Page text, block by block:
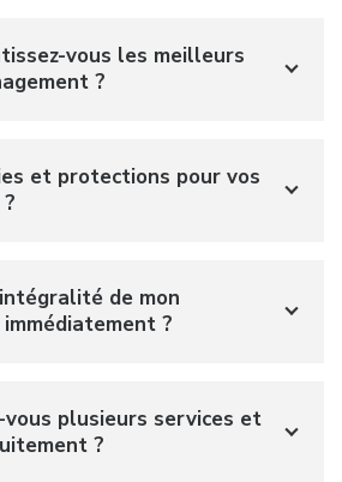
vous les meilleurs
?
et protections pour vos
de mon
?
plusieurs services et
?